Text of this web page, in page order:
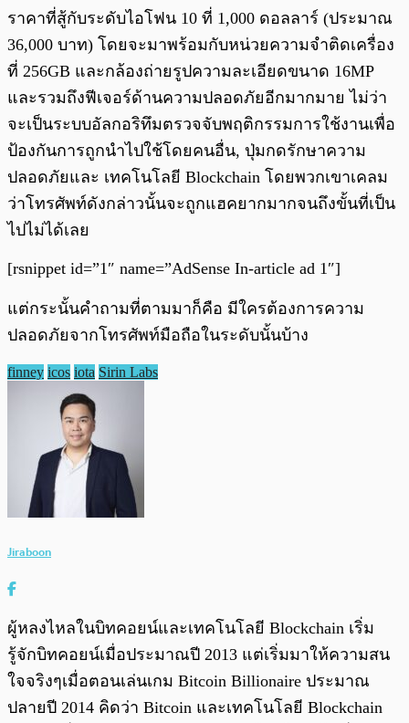
ราคาที่สู้กับระดับไอโฟน 10 ที่ 1,000 ดอลลาร์ (ประมาณ​
36,000 บาท) โดยจะมาพร้อมกับหน่วยความจำติดเครื่อง
ที่ 256GB และกล้องถ่ายรูปความละเอียดขนาด 16MP
และรวมถึงฟีเจอร์ด้านความปลอดภัยอีกมากมาย ไม่ว่า
จะเป็นระบบอัลกอริทึมตรวจจับพฤติกรรมการใช้งานเพื่อ
ป้องกันการถูกนำไปใช้โดยคนอื่น, ปุ่มกดรักษาความ
ปลอดภัยและ เทคโนโลยี Blockchain โดยพวกเขาเคลม
ว่าโทรศัพท์ดังกล่าวนั้นจะถูกแฮคยากมากจนถึงขั้นที่เป็น
ไปไม่ได้เลย
[rsnippet id=”1″ name=”AdSense In-article ad 1″]
แต่กระนั้นคำถามที่ตามมาก็คือ มีใครต้องการความ
ปลอดภัยจากโทรศัพท์มือถือในระดับนั้นบ้าง
finney icos iota Sirin Labs
Jiraboon
ผู้หลงไหลในบิทคอยน์และเทคโนโลยี Blockchain เริ่ม
รู้จักบิทคอยน์เมื่อประมาณปี 2013 แต่เริ่มมาให้ความสน
ใจจริงๆเมื่อตอนเล่นเกม Bitcoin Billionaire ประมาณ
ปลายปี 2014 คิดว่า Bitcoin และเทคโนโลยี Blockchain